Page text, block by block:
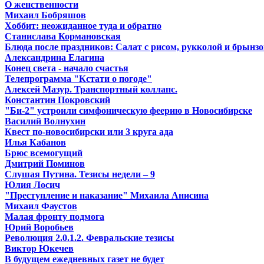
О женственности
Михаил Бобряшов
Хоббит: неожиданное туда и обратно
Станислава Кормановская
Блюда после праздников: Салат с рисом, рукколой и
Александрина Елагина
Конец света - начало счастья
Телепрограмма "Кстати о погоде"
Алексей Мазур. Транспортный коллапс.
Константин Покровский
"Би-2" устроили симфоническую феерию в Новосибирске
Василий Волнухин
Квест по-новосибирски или 3 круга ада
Илья Кабанов
Брюс всемогущий
Дмитрий Поминов
Слушая Путина. Тезисы недели – 9
Юлия Лосич
"Преступление и наказание" Михаила Анисина
Михаил Фаустов
Малая фронту подмога
Юрий Воробьев
Революция 2.0.1.2. Февральские тезисы
Виктор Юкечев
В будущем ежедневных газет не будет